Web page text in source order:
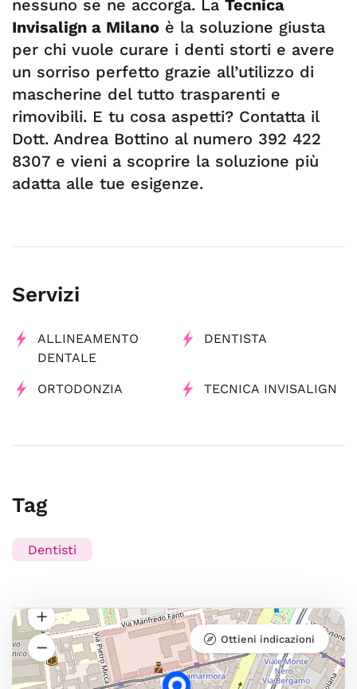
nessuno se ne accorga. La Tecnica
Invisalign a Milano è la soluzione giusta
per chi vuole curare i denti storti e avere
un sorriso perfetto grazie all’utilizzo di
mascherine del tutto trasparenti e
rimovibili. E tu cosa aspetti? Contatta il
Dott. Andrea Bottino al numero 392 422
8307 e vieni a scoprire la soluzione più
adatta alle tue esigenze.
Servizi
ALLINEAMENTO
DENTALE
DENTISTA
ORTODONZIA TECNICA INVISALIGN
Tag
Dentisti
Ottieni indicazioni